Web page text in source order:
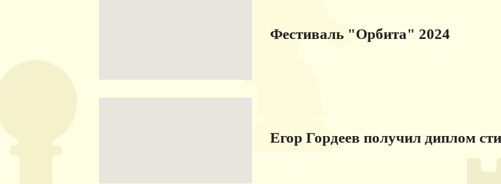
Фестиваль "Орбита" 2024
Егор Гордеев получил диплом